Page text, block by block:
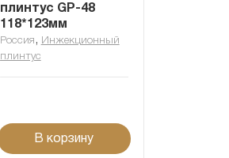
плинтус GP-48
118*123мм
Россия , Инжекционный
плинтус
В корзину